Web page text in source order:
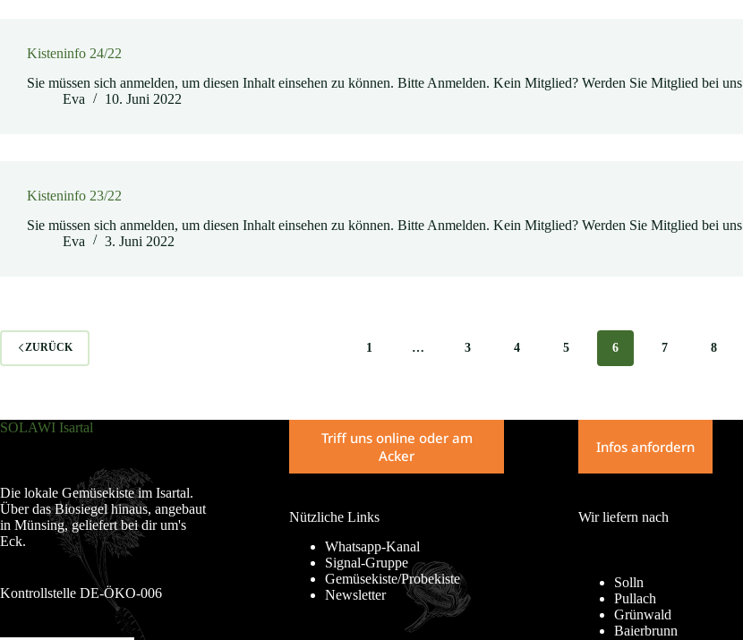
Kisteninfo 24/22
Sie müssen sich anmelden, um diesen Inhalt einsehen zu können. Bitte Anmelden. Kein Mitglied? Werden Sie Mitglied bei uns
Eva
10. Juni 2022
Kisteninfo 23/22
Sie müssen sich anmelden, um diesen Inhalt einsehen zu können. Bitte Anmelden. Kein Mitglied? Werden Sie Mitglied bei uns
Eva
3. Juni 2022
ZURÜCK 1 … 3 4 5 6 7 8
SOLAWI Isartal
Die lokale Gemüsekiste im Isartal.
Über das Biosiegel hinaus, angebaut
in Münsing, geliefert bei dir um's
Eck.
Kontrollstelle DE-ÖKO-006
Triff uns online oder am
Acker
Nützliche Links
Whatsapp-Kanal
Signal-Gruppe
Gemüsekiste/Probekiste
Newsletter
Infos anfordern
Wir liefern nach
Solln
Pullach
Grünwald
Baierbrunn